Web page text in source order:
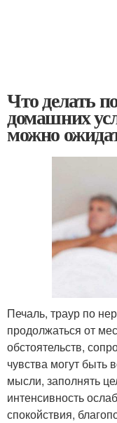
Что делать
домашних
можно
Печаль, траур по
продолжаться от
обстоятельств,
чувства могут
мысли, заполнять
интенсивность
спокойствия,